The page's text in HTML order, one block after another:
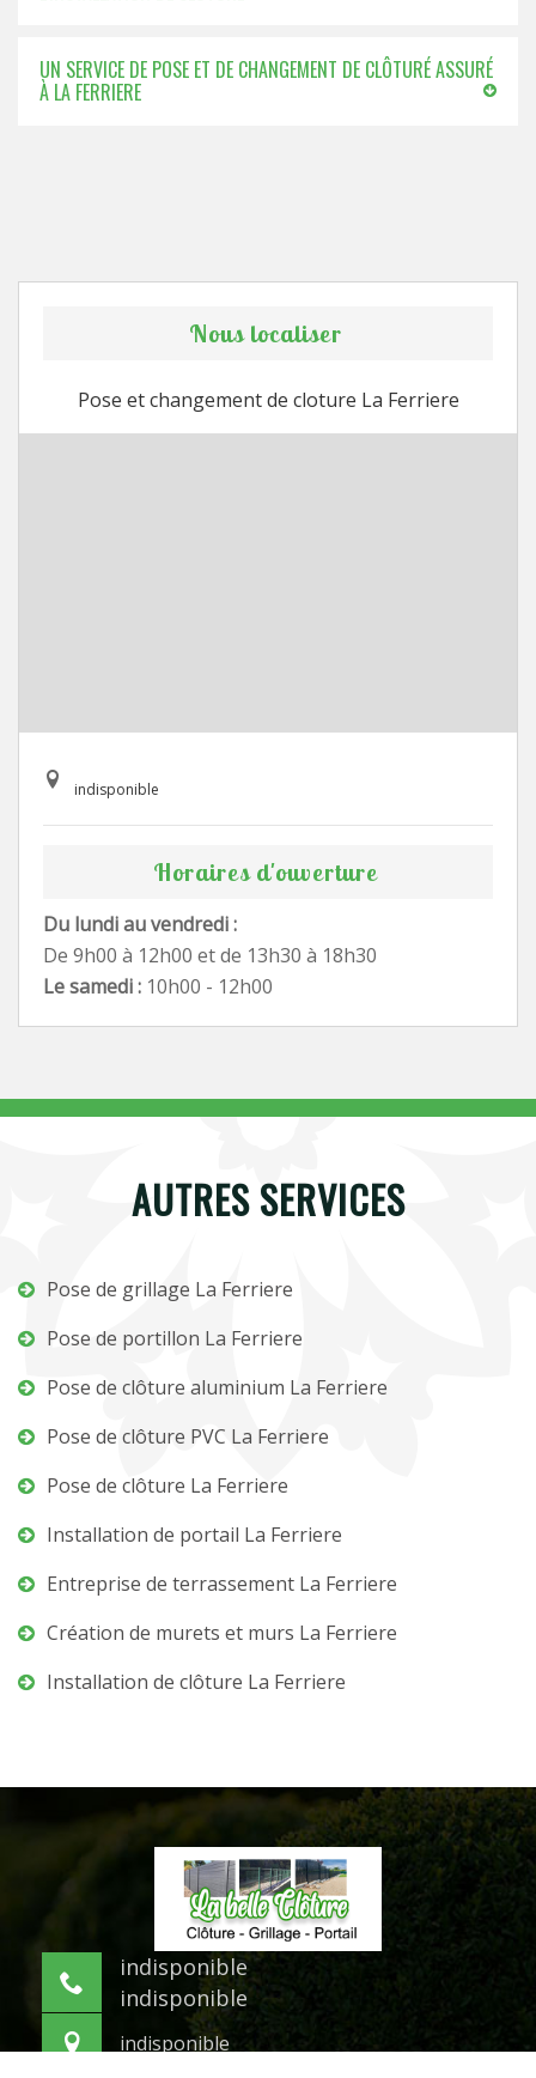
UN SERVICE DE POSE ET DE CHANGEMENT DE CLÔTURÉ ASSURÉ
À LA FERRIERE
Nous localiser
Pose et changement de cloture La Ferriere
indisponible
Horaires d'ouverture
Du lundi au vendredi :
De 9h00 à 12h00 et de 13h30 à 18h30
Le samedi : 10h00 - 12h00
AUTRES SERVICES
Pose de grillage La Ferriere
Pose de portillon La Ferriere
Pose de clôture aluminium La Ferriere
Pose de clôture PVC La Ferriere
Pose de clôture La Ferriere
Installation de portail La Ferriere
Entreprise de terrassement La Ferriere
Création de murets et murs La Ferriere
Installation de clôture La Ferriere
indisponible
indisponible
indisponible